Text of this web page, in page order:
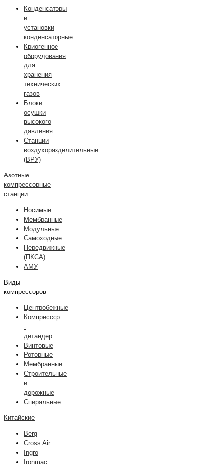
Конденсаторы
и
установки
конденсаторные
Криогенное
оборудования
для
хранения
технических
газов
Блоки
осушки
высокого
давления
Станции
воздухоразделительные
(ВРУ)
Азотные
компрессорные
станции
Носимые
Мембранные
Модульные
Самоходные
Передвижные
(ПКСА)
АМУ
Виды
компрессоров
Центробежные
Компрессор
-
детандер
Винтовые
Роторные
Мембранные
Строительные
и
дорожные
Спиральные
Китайские
Berg
Cross Air
Ingro
Ironmac